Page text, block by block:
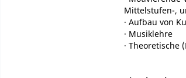
Mittelstufen-,
· Aufbau von
· Musiklehre
· Theoretische